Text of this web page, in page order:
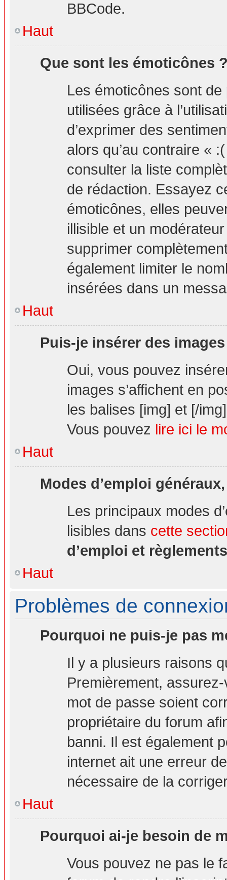
BBCode.
Haut
Que sont les émoticônes
Les émoticônes sont
utilisées grâce à
d’exprimer des
alors qu’au contraire «
consulter la liste
de rédaction. Essayez
émoticônes, elles
illisible et un
supprimer
également limiter le
insérées dans un
Haut
Puis-je insérer des
Oui, vous pouvez
images s’affichent en
les balises [img] et [/
Vous pouvez lire ici le
Haut
Modes d’emploi
Les principaux modes
lisibles dans cette
d’emploi et règlements
Haut
Problèmes de
Pourquoi ne puis-je pas
Il y a plusieurs raisons
Premièrement,
mot de passe soient
propriétaire du forum
banni. Il est également
internet ait une erreur
nécessaire de la
Haut
Pourquoi ai-je besoin de
Vous pouvez ne pas le